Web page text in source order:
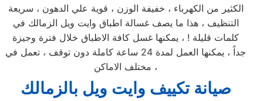
الكثير من الكهرباء ، خفيفة الوزن ، قوية علي الدهون ، سريعة
التنظيف ، هذا ما يصف غسالة اطباق وايت ويل الزمالك في
كلمات قليلة ! ، يمكنها غسل كافة الاطباق خلال فترة وجيزة
جداً ، يمكنها العمل لمدة 24 ساعة كاملة دون توقف ، تعمل في
مختلف الاماكن ،
صيانة تكييف وايت ويل بالزمالك